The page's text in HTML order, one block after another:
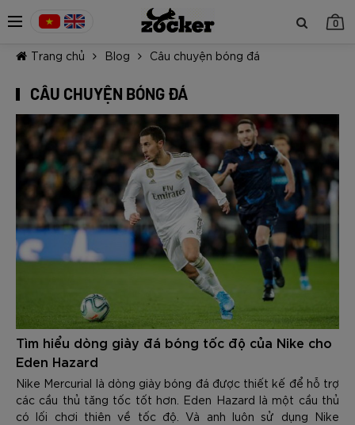
0
TIẾP TỤC MUA HÀNG
Trang chủ Blog Câu chuyện bóng đá
CÂU CHUYỆN BÓNG ĐÁ
Tìm hiểu dòng giày đá bóng tốc độ của Nike cho
Eden Hazard
Nike Mercurial là dòng giày bóng đá được thiết kế để hỗ trợ
các cầu thủ tăng tốc tốt hơn. Eden Hazard là một cầu thủ
có lối chơi thiên về tốc độ. Và anh luôn sử dụng Nike